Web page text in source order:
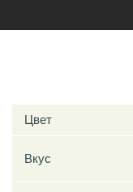
Цвет
Вкус